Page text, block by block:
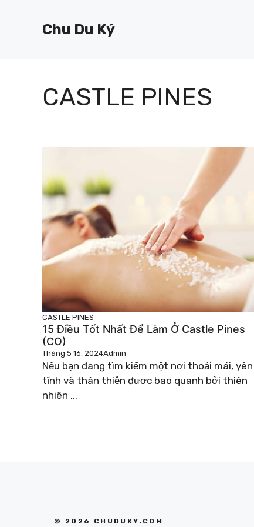
Chu Du Ký
CASTLE PINES
CASTLE PINES
15 Điều Tốt Nhất Để Làm Ở Castle Pines
(CO)
Tháng 5 16, 2024Admin
Nếu bạn đang tìm kiếm một nơi thoải mái, yên
tĩnh và thân thiện được bao quanh bởi thiên
nhiên ...
© 2026 CHUDUKY.COM